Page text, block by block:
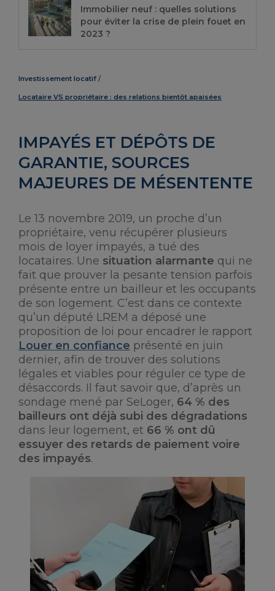
Investissement locatif
Locataire VS propriétaire : des relations bientôt apaisées
IMPAYÉS ET DÉPÔTS DE
GARANTIE, SOURCES
MAJEURES DE MÉSENTENTE
Le 13 novembre 2019, un proche d’un
propriétaire, venu récupérer plusieurs
mois de loyer impayés, a tué des
locataires. Une situation alarmante qui ne
fait que prouver la pesante tension parfois
présente entre un bailleur et les occupants
de son logement. C’est dans ce contexte
qu’un député LREM a déposé une
proposition de loi pour encadrer le rapport
Louer en confiance présenté en juin
dernier, afin de trouver des solutions
légales et viables pour réguler ce type de
désaccords. Il faut savoir que, d’après un
sondage mené par SeLoger, 64 % des
bailleurs ont déjà subi des dégradations
dans leur logement, et 66 % ont dû
essuyer des retards de paiement voire
des impayés.
Immobilier neuf : quelles solutions
pour éviter la crise de plein fouet en
2023 ?